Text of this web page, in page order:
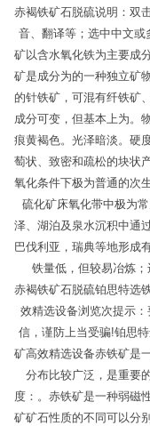
赤褐铁矿石脱硫说明：双
音、翻译等；选中中文
矿以含水氧化铁为主要成
矿是成分为的一种独立矿
的针铁矿，可混有纤铁矿
成分可变，但基本上为。
痕黄褐色。光泽暗淡。硬
萄状、致密和疏松的块状
氧化条件下极为普通的次
硫化矿床氧化带中极为
泽、湖泊及泉水沉积中通
巴伐利亚，瑞典等地形成
铁量低，但较易冶炼；
赤褐铁矿石脱硫铂思特选
效精选设备浏览次提示
信，谨防上当受骗!铂思
矿高效精选设备赤铁矿是
分布比较广泛，是重要
度：。赤铁矿是一种弱磁
矿矿石性质的不同可以分